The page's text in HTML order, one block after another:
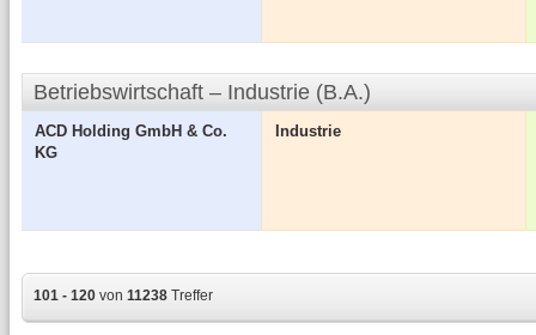
Betriebswirtschaft – Industrie (B.A.)
ACD Holding GmbH & Co.
KG
Industrie
101 - 120 von 11238 Treffer